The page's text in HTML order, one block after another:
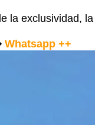
la exclusividad,
Whatsapp ++